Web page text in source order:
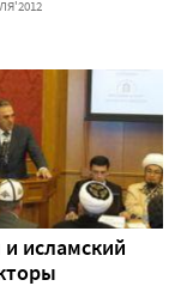
и исламский